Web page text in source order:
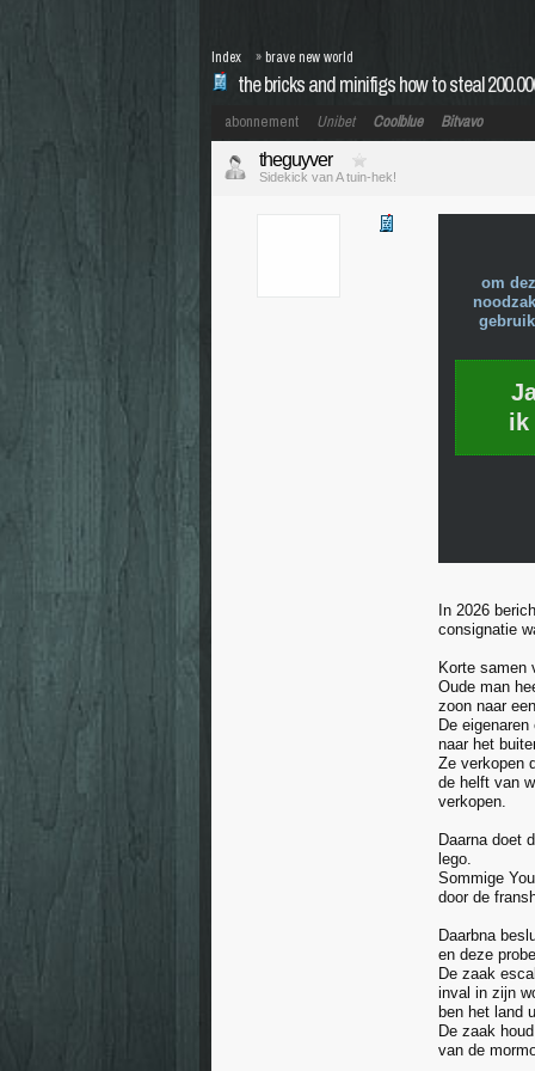
the bricks and minifigs how to steal
Index » brave new world
abonnement Unibet Coolblue
Bitvavo
theguyver
Sidekick van A tuin-hek!
om
ik
In 2026
consignatie
Korte samen
Oude man
zoon naar
De
naar het
Ze verkopen
de helft van
verkopen.
Daarna doet
lego.
Sommige
door de
Daarbna
en deze
De zaak
inval in zijn
ben het land
De zaak
van de